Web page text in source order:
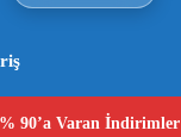
90’a Varan İndirimler